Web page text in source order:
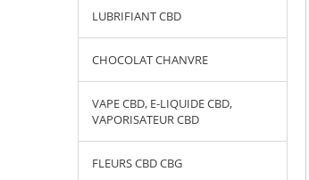
LUBRIFIANT CBD
CHOCOLAT CHANVRE
VAPE CBD, E-LIQUIDE CBD,
VAPORISATEUR CBD
FLEURS CBD CBG